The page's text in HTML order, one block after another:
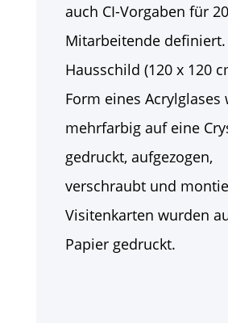
auch CI-Vorgaben für 20
Mitarbeitende definiert.
Hausschild (120 x 120
Form eines Acrylglases
mehrfarbig auf eine
gedruckt, aufgezogen,
verschraubt und
Visitenkarten wurden
Papier gedruckt.